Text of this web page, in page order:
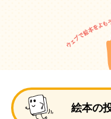
絵本の